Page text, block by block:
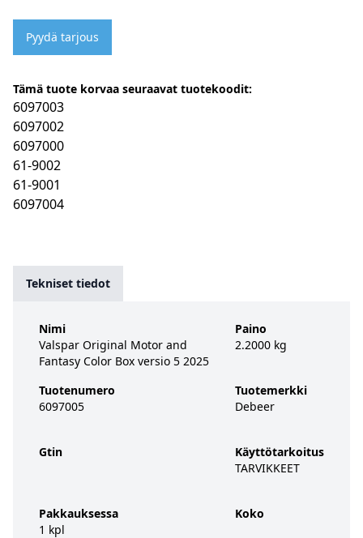
Pyydä tarjous
Tämä tuote korvaa seuraavat tuotekoodit:
6097003
6097002
6097000
61-9002
61-9001
6097004
Tekniset tiedot
Nimi
Valspar Original Motor and
Fantasy Color Box versio 5 2025
Tuotenumero
6097005
Gtin
Pakkauksessa
1 kpl
Paino
2.2000 kg
Tuotemerkki
Debeer
Käyttötarkoitus
TARVIKKEET
Koko